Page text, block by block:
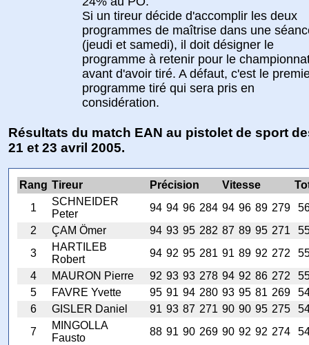
Si un tireur décide d'accomplir les deux
programmes de maîtrise dans une
(jeudi et samedi), il doit désigner le
programme à retenir pour le
avant d'avoir tiré. A défaut, c'est le
programme tiré qui sera pris en
considération.
Résultats du match EAN au pistolet de sport
21 et 23 avril 2005.
Rang Tireur Précision Vitesse
1
SCHNEIDER
Peter
94 94 96 284 94 96 89 279
2
ÇAM Ömer 94 93 95 282 87 89 95 271
3
HARTILEB
Robert
94 92 95 281 91 89 92 272
4
MAURON Pierre 92 93 93 278 94 92 86 272
5
FAVRE Yvette 95 91 94 280 93 95 81 269
6
GISLER Daniel 91 93 87 271 90 90 95 275
7
MINGOLLA
Fausto
88 91 90 269 90 92 92 274